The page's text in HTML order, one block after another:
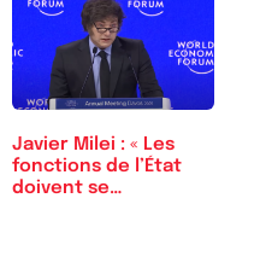
Javier Milei : « Les
fonctions de l’État
doivent se…